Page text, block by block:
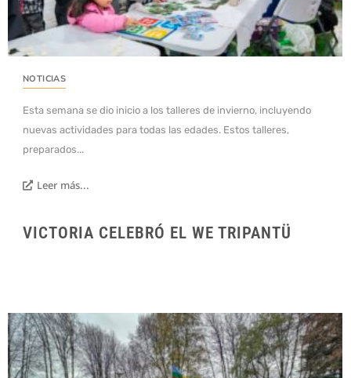
NOTICIAS
Esta semana se dio inicio a los talleres de invierno, incluyendo
nuevas actividades para todas las edades. Estos talleres,
preparados...
Leer más...
VICTORIA CELEBRÓ EL WE TRIPANTÜ